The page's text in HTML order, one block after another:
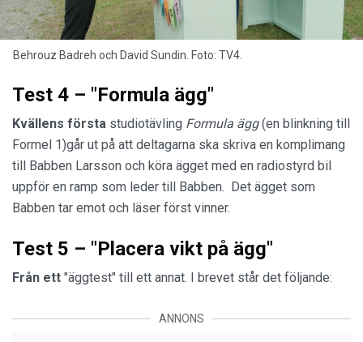
Behrouz Badreh och David Sundin. Foto: TV4.
Test 4 – "Formula ägg"
Kvällens första studiotävling Formula ägg(en blinkning till
Formel 1)går ut på att deltagarna ska skriva en komplimang
till Babben Larsson och köra ägget med en radiostyrd bil
uppför en ramp som leder till Babben. Det ägget som
Babben tar emot och läser först vinner.
Test 5 – "Placera vikt på ägg"
Från ett "äggtest" till ett annat. I brevet står det följande:
ANNONS